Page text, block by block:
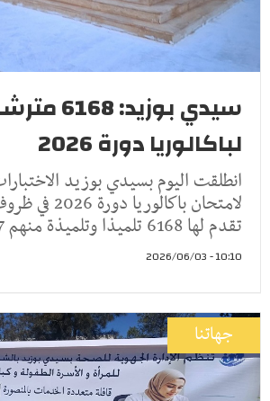
سيدي بوزيد:
لباكالوريا دورة 2026
انطلقت اليوم بسيدي بوزيد
لامتحان
تقدم لها 6168 تلميذا وتلميذة منهم 47
10:10 - 2026/06/03
جهاتنا